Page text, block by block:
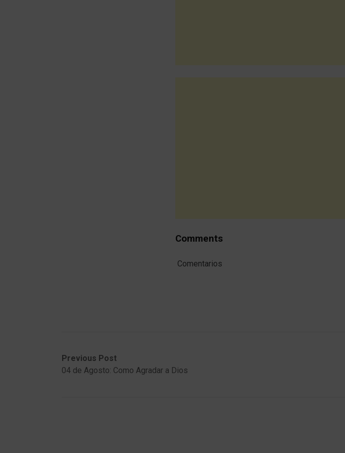
Comments
Comentarios
Previous Post
04 de Agosto: Como Agradar a Dios